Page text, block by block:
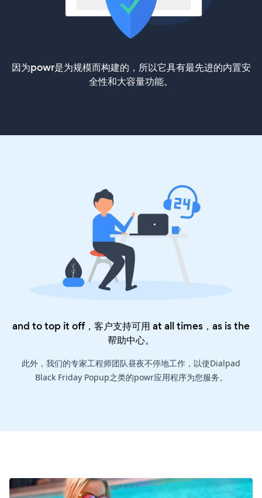
因为powr是为规模而构建的，所以它具有最先进的内置安
全性和大容量功能。
and to top it off，客户支持可用 at all times，as is the
帮助中心。
此外，我们的专家工程师团队昼夜不停地工作，以使Dialpad
Black Friday Popup之类的powr应用程序为您服务。